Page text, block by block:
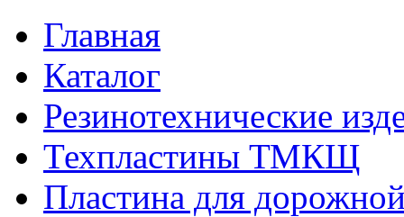
Главная
Каталог
Резинотехнические
Техпластины ТМКЩ
Пластина для